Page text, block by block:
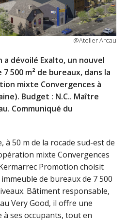
@Atelier Arcau
dévoilé Exalto, un nouvel
500 m² de bureaux, dans la
mixte Convergences à
Budget : N.C.. Maître
Communiqué du
à 50 m de la rocade sud-est de
mixte Convergences
Promotion choisit
de bureaux de 7 500
Bâtiment responsable,
Very Good, il offre une
ses occupants, tout en